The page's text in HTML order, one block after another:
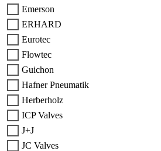
Emerson
ERHARD
Eurotec
Flowtec
Guichon
Hafner Pneumatik
Herberholz
ICP Valves
J+J
JC Valves